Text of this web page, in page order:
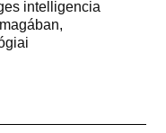
intelligencia